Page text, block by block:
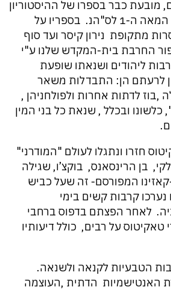
מובעת כבר בספרו של ההיסטוריון
הרומי טאקיטוס, בן המאה ה-1 לס"הנ. בספריו על
מתקופת נירון קיסר ועד סוף
סיפור החרבת בית-המקדש שלנו ע"י
ליהודים ושנאתו שופעת
לרעתם הן: התבדלות משאר
,בוז לדתות אחרות ולפולחניהן ,
ובכלל , שנאת כל בני המין
חזרו ונתגלו לעולם "המודרני"
בן הרינסאנס, בוקצ’ו, שגילה
המפורסם- זה שעל כביש
קרבות קשים בימי
לאחר הפצתם בדפוס ברחבי
טאקיטוס על רבים, כולל דיעותיו
הטבעיות לקנאה ולשנאה.
האנטישמיות הדתית ,העוצמה